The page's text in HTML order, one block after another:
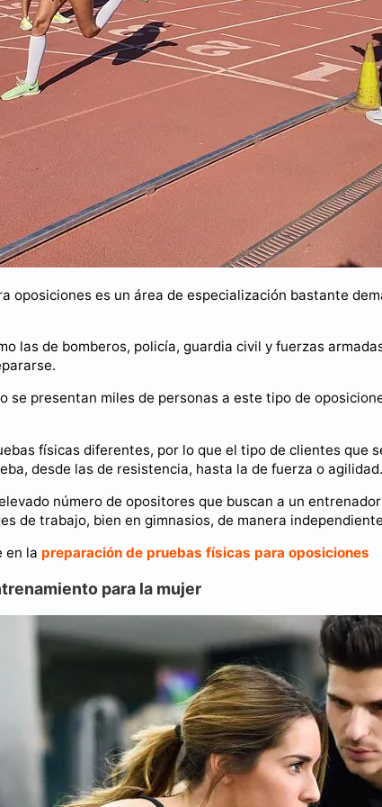
oposiciones es un área de especialización bastante
las de bomberos, policía, guardia civil y fuerzas
se presentan miles de personas a este tipo de
físicas diferentes, por lo que el tipo de clientes que
desde las de resistencia, hasta la de fuerza o agilidad.
número de opositores que buscan a un
de trabajo, bien en gimnasios, de manera
en la preparación de pruebas físicas para oposiciones
para la mujer